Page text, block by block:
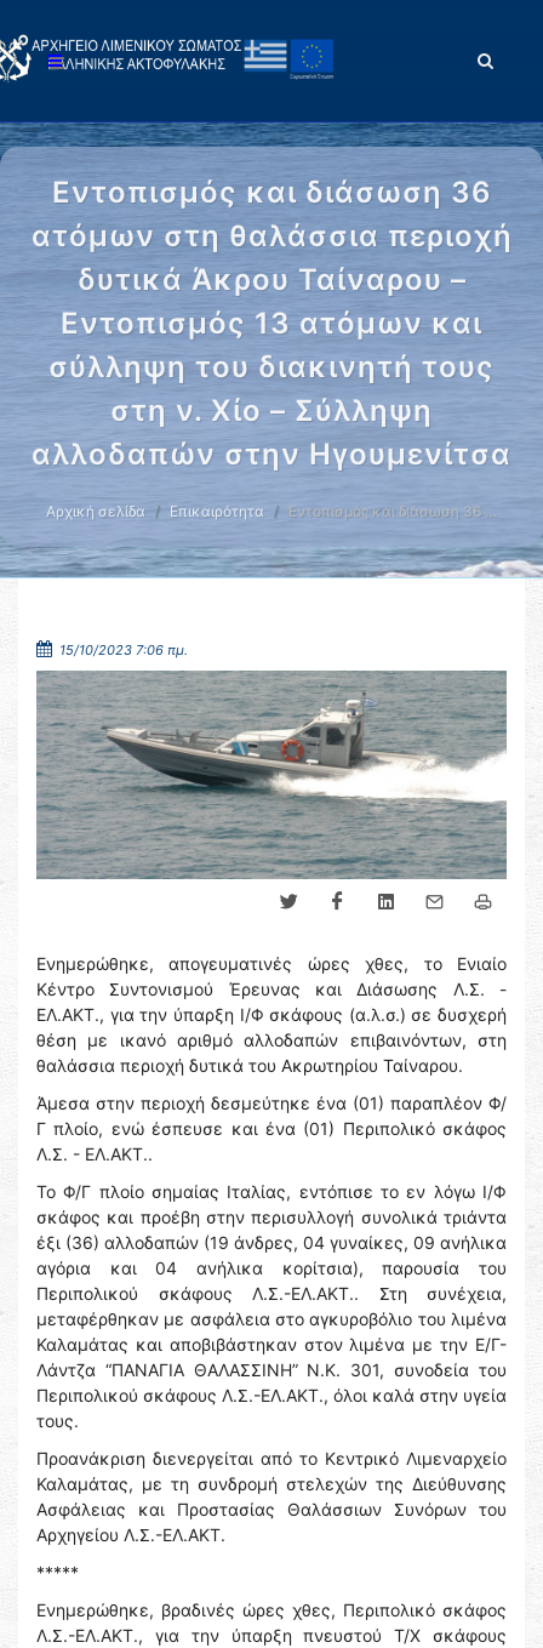
Εντοπισμός και διάσωση 36
ατόμων στη θαλάσσια περιοχή
δυτικά Άκρου Ταίναρου –
Εντοπισμός 13 ατόμων και
σύλληψη του διακινητή τους
στη ν. Χίο – Σύλληψη
αλλοδαπών στην Ηγουμενίτσα
Αρχική σελίδα Επικαιρότητα Εντοπισμός και διάσωση 36 …
15/10/2023 7:06 πμ.
Ενημερώθηκε, απογευματινές ώρες χθες, το Ενιαίο
Κέντρο Συντονισμού Έρευνας και Διάσωσης Λ.Σ. -
ΕΛ.ΑΚΤ., για την ύπαρξη Ι/Φ σκάφους (α.λ.σ.) σε δυσχερή
θέση με ικανό αριθμό αλλοδαπών επιβαινόντων, στη
θαλάσσια περιοχή δυτικά του Ακρωτηρίου Ταίναρου.
Άμεσα στην περιοχή δεσμεύτηκε ένα (01) παραπλέον Φ/
Γ πλοίο, ενώ έσπευσε και ένα (01) Περιπολικό σκάφος
Λ.Σ. - ΕΛ.ΑΚΤ..
Το Φ/Γ πλοίο σημαίας Ιταλίας, εντόπισε το εν λόγω Ι/Φ
σκάφος και προέβη στην περισυλλογή συνολικά τριάντα
έξι (36) αλλοδαπών (19 άνδρες, 04 γυναίκες, 09 ανήλικα
αγόρια και 04 ανήλικα κορίτσια), παρουσία του
Περιπολικού σκάφους Λ.Σ.-ΕΛ.ΑΚΤ.. Στη συνέχεια,
μεταφέρθηκαν με ασφάλεια στο αγκυροβόλιο του λιμένα
Καλαμάτας και αποβιβάστηκαν στον λιμένα με την Ε/Γ-
Λάντζα “ΠΑΝΑΓΙΑ ΘΑΛΑΣΣΙΝΗ” Ν.Κ. 301, συνοδεία του
Περιπολικού σκάφους Λ.Σ.-ΕΛ.ΑΚΤ., όλοι καλά στην υγεία
τους.
Προανάκριση διενεργείται από το Κεντρικό Λιμεναρχείο
Καλαμάτας, με τη συνδρομή στελεχών της Διεύθυνσης
Ασφάλειας και Προστασίας Θαλάσσιων Συνόρων του
Αρχηγείου Λ.Σ.-ΕΛ.ΑΚΤ.
*****
Ενημερώθηκε, βραδινές ώρες χθες, Περιπολικό σκάφος
Λ.Σ.-ΕΛ.ΑΚΤ., για την ύπαρξη πνευστού Τ/Χ σκάφους